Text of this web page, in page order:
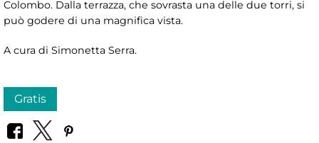
Colombo. Dalla terrazza, che sovrasta una delle due torri, si
può godere di una magnifica vista.
A cura di Simonetta Serra.
Gratis